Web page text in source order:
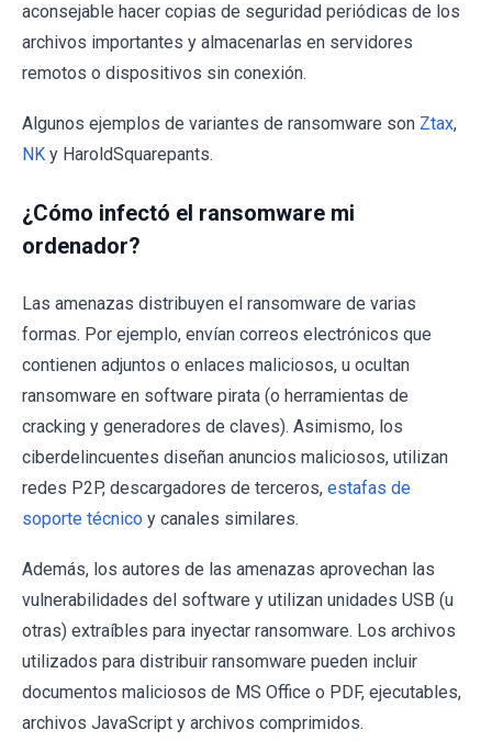
aconsejable hacer copias de seguridad periódicas de los
archivos importantes y almacenarlas en servidores
remotos o dispositivos sin conexión.
Algunos ejemplos de variantes de ransomware son Ztax,
NK y HaroldSquarepants.
¿Cómo infectó el ransomware mi
ordenador?
Las amenazas distribuyen el ransomware de varias
formas. Por ejemplo, envían correos electrónicos que
contienen adjuntos o enlaces maliciosos, u ocultan
ransomware en software pirata (o herramientas de
cracking y generadores de claves). Asimismo, los
ciberdelincuentes diseñan anuncios maliciosos, utilizan
redes P2P, descargadores de terceros, estafas de
soporte técnico y canales similares.
Además, los autores de las amenazas aprovechan las
vulnerabilidades del software y utilizan unidades USB (u
otras) extraíbles para inyectar ransomware. Los archivos
utilizados para distribuir ransomware pueden incluir
documentos maliciosos de MS Office o PDF, ejecutables,
archivos JavaScript y archivos comprimidos.